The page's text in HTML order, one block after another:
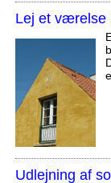
Lej et værelse
Udlejning af